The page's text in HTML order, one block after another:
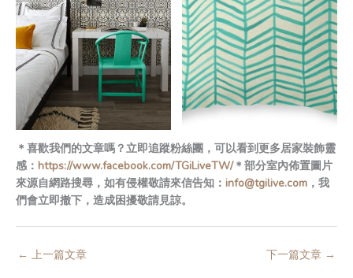
＊喜歡我們的文章嗎？立即追蹤粉絲團，可以看到更多居家裝飾靈
感： https://www.facebook.com/TGiLiveTW/＊ 部分室內佈置圖片
來源自網路搜尋 ，如有侵權敬請來信告知： info@tgilive.com ，我
們會立即撤下，造成困擾敬請見諒。
← 上一篇文章 下一篇文章 →